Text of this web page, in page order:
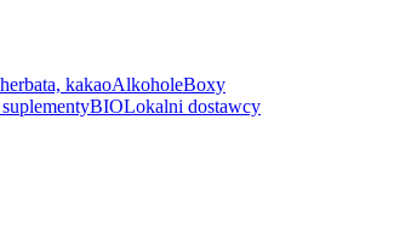
kakaoAlkoholeBoxy
BIOLokalni dostawcy